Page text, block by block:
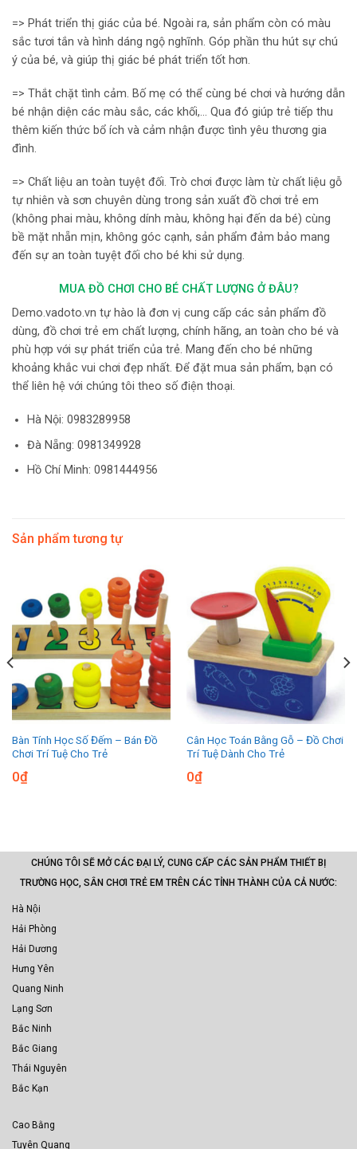
=> Phát triển thị giác của bé. Ngoài ra, sản phẩm còn có màu
sắc tươi tắn và hình dáng ngộ nghĩnh. Góp phần thu hút sự chú
ý của bé, và giúp thị giác bé phát triển tốt hơn.
=> Thắt chặt tình cảm. Bố mẹ có thể cùng bé chơi và hướng dẫn
bé nhận diện các màu sắc, các khối,… Qua đó giúp trẻ tiếp thu
thêm kiến thức bổ ích và cảm nhận được tình yêu thương gia
đình.
=> Chất liệu an toàn tuyệt đối. Trò chơi được làm từ chất liệu gỗ
tự nhiên và sơn chuyên dùng trong sản xuất đồ chơi trẻ em
(không phai màu, không dính màu, không hại đến da bé) cùng
bề mặt nhẵn mịn, không góc cạnh, sản phẩm đảm bảo mang
đến sự an toàn tuyệt đối cho bé khi sử dụng.
MUA ĐỒ CHƠI CHO BÉ CHẤT LƯỢNG Ở ĐÂU?
Demo.vadoto.vn tự hào là đơn vị cung cấp các sản phẩm đồ
dùng, đồ chơi trẻ em chất lượng, chính hãng, an toàn cho bé và
phù hợp với sự phát triển của trẻ. Mang đến cho bé những
khoảng khắc vui chơi đẹp nhất. Để đặt mua sản phẩm, bạn có
thể liên hệ với chúng tôi theo số điện thoại.
Hà Nội: 0983289958
Đà Nẵng: 0981349928
Hồ Chí Minh: 0981444956
Sản phẩm tương tự
Bàn Tính Học Số Đếm – Bán Đồ
Chơi Trí Tuệ Cho Trẻ
0₫
Cân Học Toán Bằng Gỗ – Đồ Chơi
Trí Tuệ Dành Cho Trẻ
0₫
CHÚNG TÔI SẼ MỞ CÁC ĐẠI LÝ, CUNG CẤP CÁC SẢN PHẨM THIẾT BỊ
TRƯỜNG HỌC, SÂN CHƠI TRẺ EM TRÊN CÁC TỈNH THÀNH CỦA CẢ NƯỚC:
Hà Nội
Hải Phòng
Hải Dương
Hưng Yên
Quang Ninh
Lạng Sơn
Bắc Ninh
Bắc Giang
Thái Nguyên
Bắc Kạn
Cao Bằng
Tuyên Quang